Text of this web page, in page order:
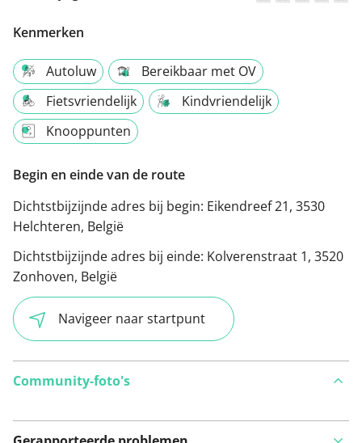
Kenmerken
Autoluw
Bereikbaar met OV
Fietsvriendelijk
Kindvriendelijk
Knooppunten
Begin en einde van de route
Dichtstbijzijnde adres bij begin: Eikendreef 21, 3530
Helchteren, België
Dichtstbijzijnde adres bij einde: Kolverenstraat 1, 3520
Zonhoven, België
Navigeer naar startpunt
Community-foto's